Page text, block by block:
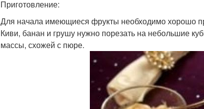
Приготовление:
Для начала имеющиеся фрукты необходимо хорошо
Киви, банан и грушу нужно порезать на небольшие
массы, схожей с пюре.